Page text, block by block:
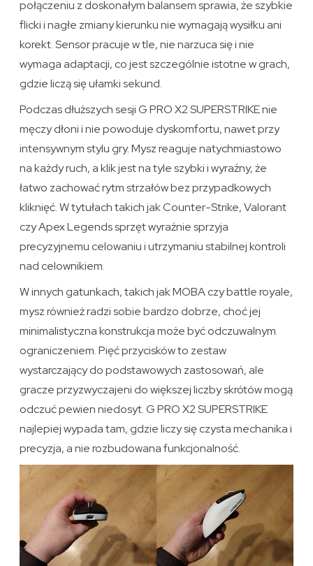
połączeniu z doskonałym balansem sprawia, że szybkie
flicki i nagłe zmiany kierunku nie wymagają wysiłku ani
korekt. Sensor pracuje w tle, nie narzuca się i nie
wymaga adaptacji, co jest szczególnie istotne w grach,
gdzie liczą się ułamki sekund.
Podczas dłuższych sesji G PRO X2 SUPERSTRIKE nie
męczy dłoni i nie powoduje dyskomfortu, nawet przy
intensywnym stylu gry. Mysz reaguje natychmiastowo
na każdy ruch, a klik jest na tyle szybki i wyraźny, że
łatwo zachować rytm strzałów bez przypadkowych
kliknięć. W tytułach takich jak Counter-Strike, Valorant
czy Apex Legends sprzęt wyraźnie sprzyja
precyzyjnemu celowaniu i utrzymaniu stabilnej kontroli
nad celownikiem.
W innych gatunkach, takich jak MOBA czy battle royale,
mysz również radzi sobie bardzo dobrze, choć jej
minimalistyczna konstrukcja może być odczuwalnym
ograniczeniem. Pięć przycisków to zestaw
wystarczający do podstawowych zastosowań, ale
gracze przyzwyczajeni do większej liczby skrótów mogą
odczuć pewien niedosyt. G PRO X2 SUPERSTRIKE
najlepiej wypada tam, gdzie liczy się czysta mechanika i
precyzja, a nie rozbudowana funkcjonalność.